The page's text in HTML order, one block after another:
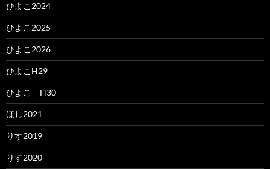
ひよこ2024
ひよこ2025
ひよこ2026
ひよこH29
ひよこ H30
ほし2021
りす2019
りす2020